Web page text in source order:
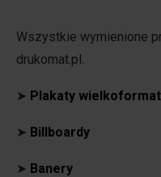
Wszystkie wymienione
drukomat.pl.
➤ Plakaty
➤ Billboardy
➤ Banery